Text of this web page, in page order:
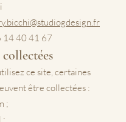
14 40 41 67
ce site, certaines
être collectées :
;
;